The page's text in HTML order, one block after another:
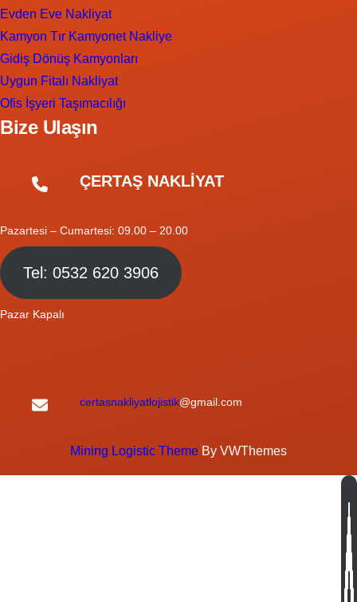
Evden Eve Nakliyat
Kamyon Tır Kamyonet Nakliye
Gidiş Dönüş Kamyonları
Uygun Fitalı Nakliyat
Ofis İşyeri Taşımacılığı
Bize Ulaşın
ÇERTAŞ NAKLİYAT
Pazartesi – Cumartesi: 09.00 – 20.00
Tel: 0532 620 3906
Pazar Kapalı
certasnakliyatlojistik@gmail.com
Mining Logistic Theme By VWThemes